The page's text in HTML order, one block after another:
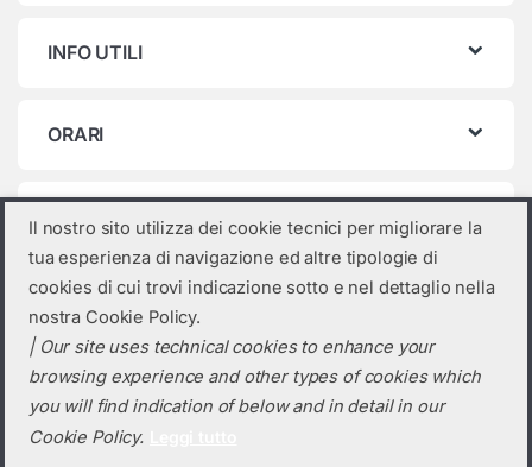
INFO UTILI
ORARI
Categorie prodotto
Seleziona una categoria
Il nostro sito utilizza dei cookie tecnici per migliorare la
tua esperienza di navigazione ed altre tipologie di
cookies di cui trovi indicazione sotto e nel dettaglio nella
nostra Cookie Policy.
| Our site uses technical cookies to enhance your
browsing experience and other types of cookies which
you will find indication of below and in detail in our
Cookie Policy.